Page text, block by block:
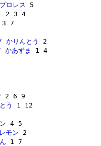
ロレス
かりんとう
あずま
う
ン